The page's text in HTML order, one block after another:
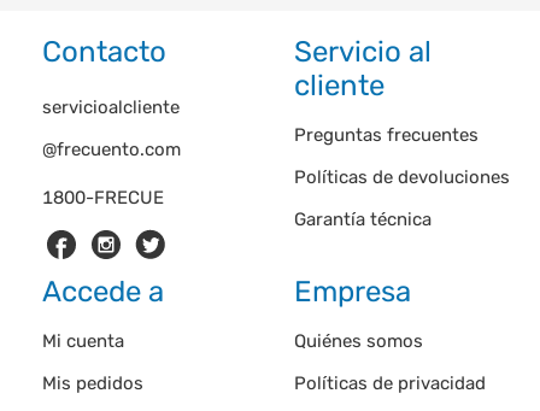
Contacto
1800-FRECUE
servicioalcliente
@frecuento.com
Servicio al
cliente
Preguntas frecuentes
Políticas de devoluciones
Garantía técnica
Accede a
Mi cuenta
Mis pedidos
Empresa
Quiénes somos
Políticas de privacidad